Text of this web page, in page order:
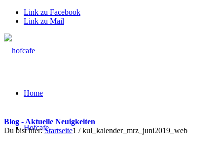
Link zu Facebook
Link zu Mail
Home
Hofcafe
Blog - Aktuelle Neuigkeiten
Du bist hier: Startseite1 / kul_kalender_mrz_juni2019_web